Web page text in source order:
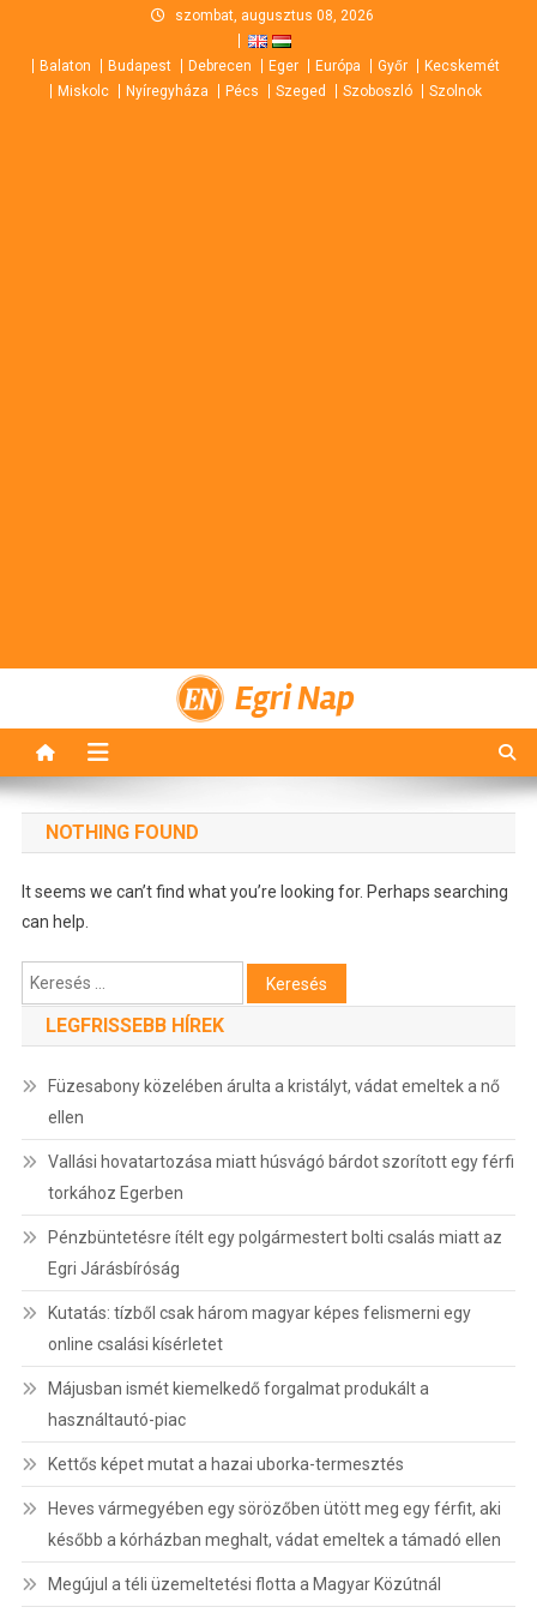
content
szombat, augusztus 08, 2026
Balaton Budapest Debrecen Eger Európa Győr
Kecskemét
Miskolc
Nyíregyháza Pécs Szeged Szoboszló Szolnok
Egri Nap
NOTHING FOUND
It seems we can’t find what you’re looking for. Perhaps searching
can help.
Keresés:
LEGFRISSEBB HÍREK
Füzesabony közelében árulta a kristályt, vádat emeltek a nő
ellen
Vallási hovatartozása miatt húsvágó bárdot szorított egy férfi
torkához Egerben
Pénzbüntetésre ítélt egy polgármestert bolti csalás miatt az
Egri Járásbíróság
Kutatás: tízből csak három magyar képes felismerni egy
online csalási kísérletet
Májusban ismét kiemelkedő forgalmat produkált a
használtautó-piac
Kettős képet mutat a hazai uborka-termesztés
Heves vármegyében egy sörözőben ütött meg egy férfit, aki
később a kórházban meghalt, vádat emeltek a támadó ellen
Megújul a téli üzemeltetési flotta a Magyar Közútnál